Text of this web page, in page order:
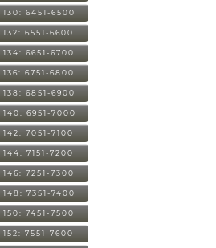
130: 6451-6500
132: 6551-6600
134: 6651-6700
136: 6751-6800
138: 6851-6900
140: 6951-7000
142: 7051-7100
144: 7151-7200
146: 7251-7300
148: 7351-7400
150: 7451-7500
152: 7551-7600